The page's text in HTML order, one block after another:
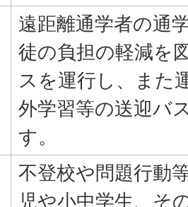
遠距離通学者の通
徒の負担の軽減を
スを運行し、また
外学習等の送迎バ
す。
不登校や問題行動
児や小中学生、そ